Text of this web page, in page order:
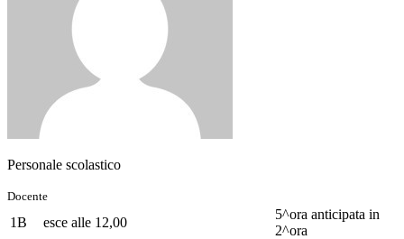
Personale scolastico
Docente
1B esce alle 12,00
5^ora anticipata in
2^ora